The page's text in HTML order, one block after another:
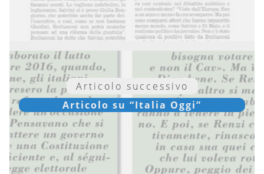
Articolo successivo
Articolo su “Italia Oggi”